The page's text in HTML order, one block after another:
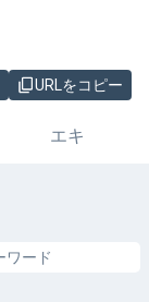
URLをコピー
エキ